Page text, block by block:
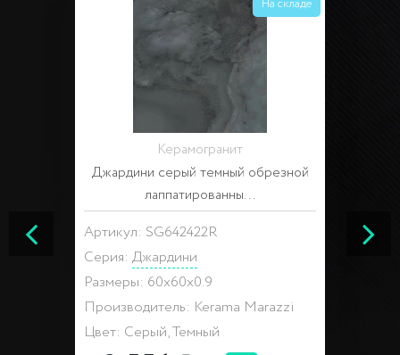
На складе
Керамогранит
Джардини серый темный обрезной
лаппатированны...
Артикул: SG642422R
Серия: Джардини
Размеры: 60x60x0.9
Производитель: Kerama Marazzi
Цвет: Серый, Темный